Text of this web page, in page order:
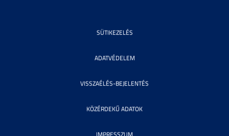
SÜTIKEZELÉS
ADATVÉDELEM
VISSZAÉLÉS-BEJELENTÉS
KÖZÉRDEKŰ ADATOK